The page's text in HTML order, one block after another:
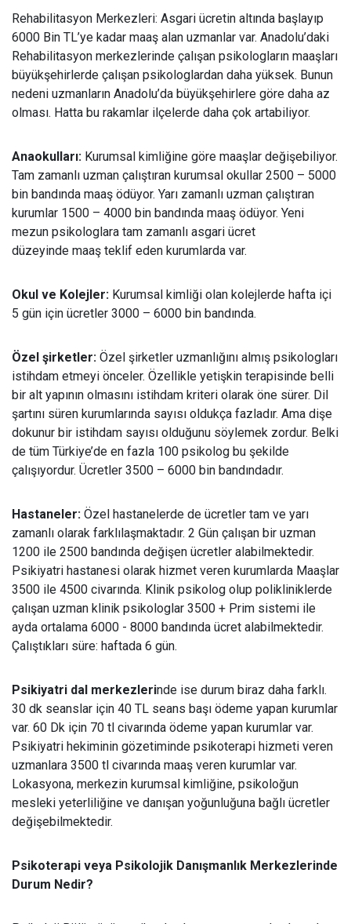
Rehabilitasyon Merkezleri: Asgari ücretin altında başlayıp
6000 Bin TL’ye kadar maaş alan uzmanlar var. Anadolu’daki
Rehabilitasyon merkezlerinde çalışan psikologların maaşları
büyükşehirlerde çalışan psikologlardan daha yüksek. Bunun
nedeni uzmanların Anadolu’da büyükşehirlere göre daha az
olması. Hatta bu rakamlar ilçelerde daha çok artabiliyor.
Anaokulları: Kurumsal kimliğine göre maaşlar değişebiliyor.
Tam zamanlı uzman çalıştıran kurumsal okullar 2500 – 5000
bin bandında maaş ödüyor. Yarı zamanlı uzman çalıştıran
kurumlar 1500 – 4000 bin bandında maaş ödüyor. Yeni
mezun psikologlara tam zamanlı asgari ücret
düzeyinde maaş teklif eden kurumlarda var.
Okul ve Kolejler: Kurumsal kimliği olan kolejlerde hafta içi
5 gün için ücretler 3000 – 6000 bin bandında.
Özel şirketler: Özel şirketler uzmanlığını almış psikologları
istihdam etmeyi önceler. Özellikle yetişkin terapisinde belli
bir alt yapının olmasını istihdam kriteri olarak öne sürer. Dil
şartını süren kurumlarında sayısı oldukça fazladır. Ama dişe
dokunur bir istihdam sayısı olduğunu söylemek zordur. Belki
de tüm Türkiye’de en fazla 100 psikolog bu şekilde
çalışıyordur. Ücretler 3500 – 6000 bin bandındadır.
Hastaneler: Özel hastanelerde de ücretler tam ve yarı
zamanlı olarak farklılaşmaktadır. 2 Gün çalışan bir uzman
1200 ile 2500 bandında değişen ücretler alabilmektedir.
Psikiyatri hastanesi olarak hizmet veren kurumlarda Maaşlar
3500 ile 4500 civarında. Klinik psikolog olup polikliniklerde
çalışan uzman klinik psikologlar 3500 + Prim sistemi ile
ayda ortalama 6000 - 8000 bandında ücret alabilmektedir.
Çalıştıkları süre: haftada 6 gün.
Psikiyatri dal merkezlerinde ise durum biraz daha farklı.
30 dk seanslar için 40 TL seans başı ödeme yapan kurumlar
var. 60 Dk için 70 tl civarında ödeme yapan kurumlar var.
Psikiyatri hekiminin gözetiminde psikoterapi hizmeti veren
uzmanlara 3500 tl civarında maaş veren kurumlar var.
Lokasyona, merkezin kurumsal kimliğine, psikoloğun
mesleki yeterliliğine ve danışan yoğunluğuna bağlı ücretler
değişebilmektedir.
Psikoterapi veya Psikolojik Danışmanlık Merkezlerinde
Durum Nedir?